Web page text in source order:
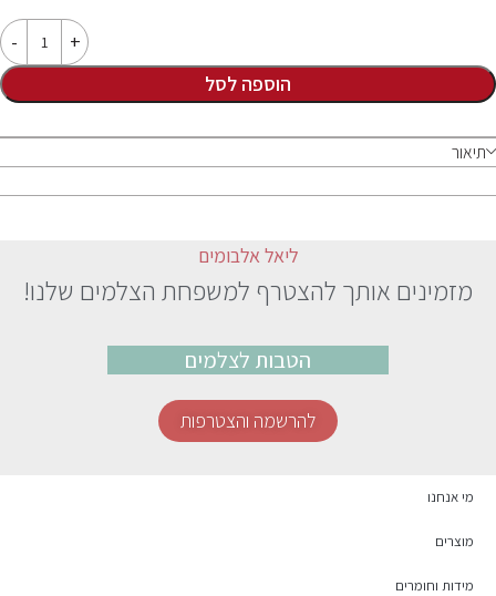
הוספה לסל
תיאור
ליאל אלבומים
מזמינים אותך להצטרף למשפחת הצלמים שלנו!
הטבות לצלמים
להרשמה והצטרפות
מי אנחנו
מוצרים
מידות וחומרים